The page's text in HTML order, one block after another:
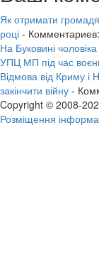
Як отримати
році -
На Буковині
УПЦ МП під час
Відмова від Криму
закінчити війну -
Copyright © 2008-
Розміщення